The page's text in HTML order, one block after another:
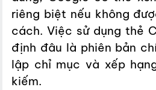
riêng biệt nếu không
cách. Việc sử dụng thẻ
định đâu là phiên bản
lập chỉ mục và xếp
kiếm.